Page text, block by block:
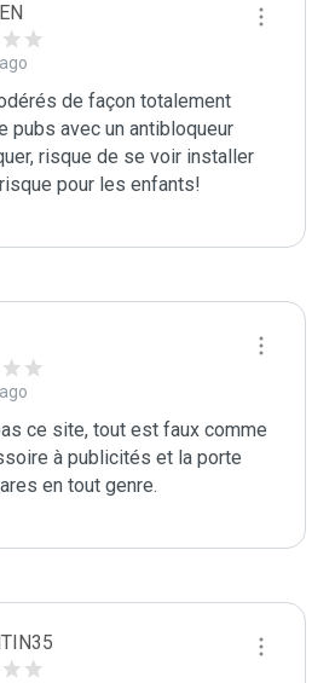
de façon totalement
pubs avec un antibloqueur
risque de se voir installer
pour les enfants!
ce site, tout est faux comme
à publicités et la porte
en tout genre.